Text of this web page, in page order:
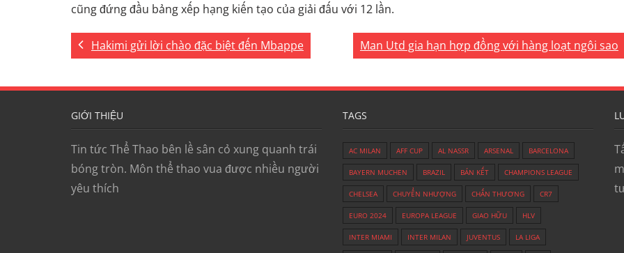
cũng đứng đầu bảng xếp hạng kiến ​​tạo của giải đấu với 12 lần.
Hakimi gửi lời chào đặc biệt đến Mbappe Man Utd gia hạn hợp đồng với hàng loạt ngôi sao
GIỚI THIỆU
Tin tức Thể Thao bên lề sân cỏ xung quanh trái
bóng tròn. Môn thể thao vua được nhiều người
yêu thích
TAGS
AC MILAN AFF CUP AL NASSR ARSENAL BARCELONA
BAYERN MUCHEN BRAZIL BÁN KẾT CHAMPIONS LEAGUE
CHELSEA CHUYỂN NHƯỢNG CHẤN THƯƠNG CR7
EURO 2024 EUROPA LEAGUE GIAO HỮU HLV
INTER MIAMI INTER MILAN JUVENTUS LA LIGA